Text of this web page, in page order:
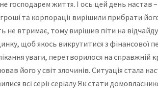
життя. І ось цей день настав –
та корпорації вирішили прибрати
не втримає, тому вирішив піти на
щоб якось викрутитися з фінансової
уваги, перетворилося на справжній
його у світ злочинів. Ситуація стала
всі серії серіалу Як стати